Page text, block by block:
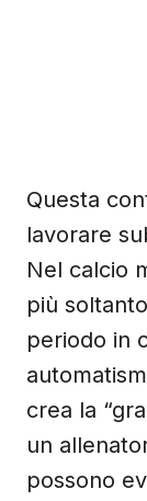
Questa
lavorare
Nel calcio
più
periodo in
crea la
un
possono